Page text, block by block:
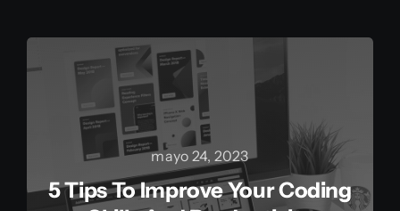
mayo 24, 2023
5 Tips To Improve Your Coding